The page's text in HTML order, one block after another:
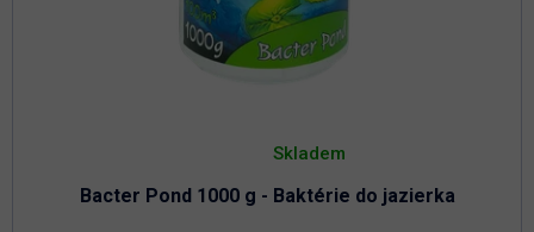
Bacter Pond 1000 g - Baktérie do jazierka
hodnotenie
je
4,8
Skladem